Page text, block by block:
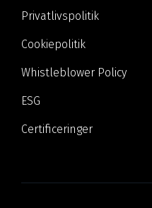
Privatlivspolitik
Cookiepolitik
Whistleblower Policy
ESG
Certificeringer